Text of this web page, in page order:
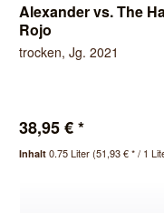
Alexander vs. The
Rojo
trocken, Jg. 2021
38,95 € *
Inhalt0.75 Liter(51,93 € * / 1